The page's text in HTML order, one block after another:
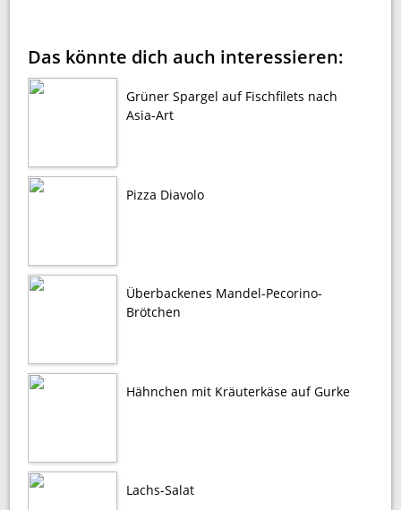
Das könnte dich auch interessieren:
Grüner Spargel auf Fischfilets nach
Asia-Art
Pizza Diavolo
Überbackenes Mandel-Pecorino-
Brötchen
Hähnchen mit Kräuterkäse auf Gurke
Lachs-Salat